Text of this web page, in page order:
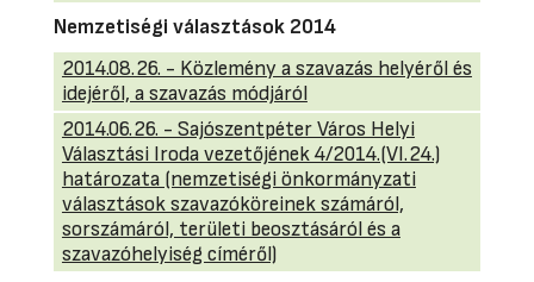
Nemzetiségi választások 2014
2014.08.26. - Közlemény a szavazás helyéről és
idejéről, a szavazás módjáról
2014.06.26. - Sajószentpéter Város Helyi
Választási Iroda vezetőjének 4/2014.(VI.24.)
határozata (nemzetiségi önkormányzati
választások szavazóköreinek számáról,
sorszámáról, területi beosztásáról és a
szavazóhelyiség címéről)